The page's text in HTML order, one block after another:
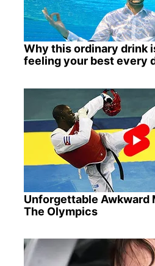
Why this ordinary drink
feeling your best every
Unforgettable Awkward
The Olympics